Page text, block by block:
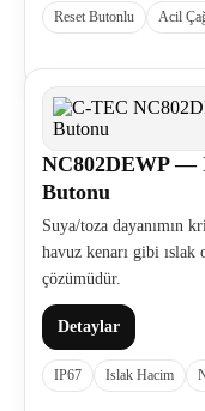
Reset Butonlu Acil
NC802DEWP —
Butonu
Suya/toza dayanımın
havuz kenarı gibi ıslak
çözümüdür.
Detaylar
IP67 Islak Hacim